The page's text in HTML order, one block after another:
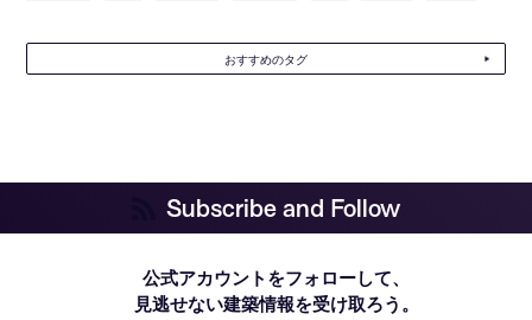
おすすめのタグ
Subscribe and Follow
公式アカウントをフォローして、
見逃せない建築情報を受け取ろう。